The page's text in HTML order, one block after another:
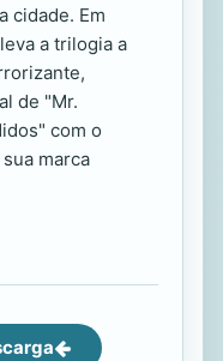
cidade. Em
a trilogia a
de "Mr.
com o
marca